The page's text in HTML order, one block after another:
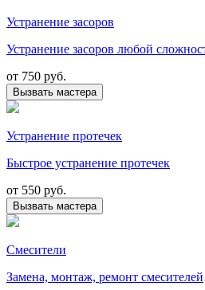
Устранение засоров
Устранение засоров любой
от 750 руб.
Вызвать мастера
Устранение протечек
Быстрое устранение протечек
от 550 руб.
Вызвать мастера
Смесители
Замена, монтаж, ремонт смесителей